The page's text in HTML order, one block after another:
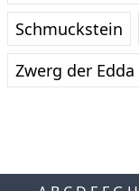
Schmuckstein
Zwerg der Edda